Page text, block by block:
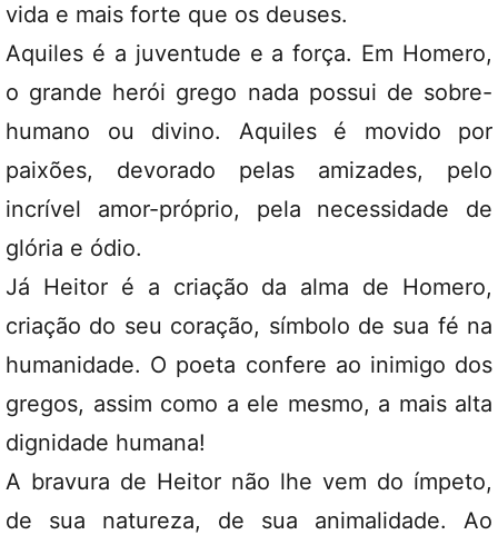
vida e mais forte que os deuses.
Aquiles é a juventude e a força. Em Homero,
o grande herói grego nada possui de sobre-
humano ou divino. Aquiles é movido por
paixões, devorado pelas amizades, pelo
incrível amor-próprio, pela necessidade de
glória e ódio.
Já Heitor é a criação da alma de Homero,
criação do seu coração, símbolo de sua fé na
humanidade. O poeta confere ao inimigo dos
gregos, assim como a ele mesmo, a mais alta
dignidade humana!
A bravura de Heitor não lhe vem do ímpeto,
de sua natureza, de sua animalidade. Ao